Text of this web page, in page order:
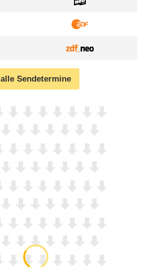
alle Sendetermine